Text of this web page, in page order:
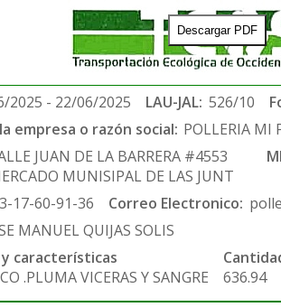
Descargar PDF
2025 - 22/06/2025 LAU-JAL: 526/10
empresa o razón social: POLLERIA MI
JUAN DE LA BARRERA #4553
MUNISIPAL DE LAS JUNT
17-60-91-36 Correo Electronico:
MANUEL QUIJAS SOLIS
características
.PLUMA VICERAS Y SANGRE
636.94